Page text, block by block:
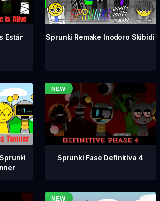
Están
Sprunki Remake Inodoro Skibidi
Sprunki Fase Definitiva 4